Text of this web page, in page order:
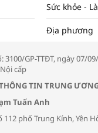
Tọa đàm “Xúc tiến
Bác sĩ tư vấn cách
đường hô hấp trong
Sức khỏe -
Địa phương
GP-TTĐT, ngày 07/
cấp
TIN TRUNG
Tuấn Anh
phố Trung Kính, Yên